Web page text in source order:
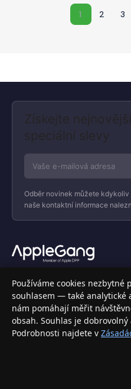
1 2 3
Získejte
speciální slevy
Odběr novinek můžete
naše kontaktní informace
Váš specializovaný obchod s
elektronikou. Nakupujte
INFORMACE
Doprava a doručení
Používáme cookies
souhlasem — také analytické
nám pomáhají měřit
obsah. Souhlas je
Podrobnosti najdete v